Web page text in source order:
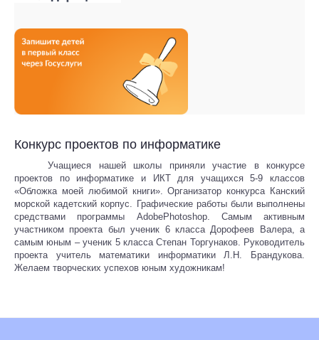
Конкурс проектов по информатике
Учащиеся нашей школы приняли участие в конкурсе
проектов по информатике и ИКТ для учащихся 5-9 классов
«Обложка моей любимой книги». Организатор конкурса Канский
морской кадетский корпус. Графические работы были выполнены
средствами программы AdobePhotoshop. Самым активным
участником проекта был ученик 6 класса Дорофеев Валера, а
самым юным – ученик 5 класса Степан Торгунаков. Руководитель
проекта учитель математики информатики Л.Н. Брандукова.
Желаем творческих успехов юным художникам!